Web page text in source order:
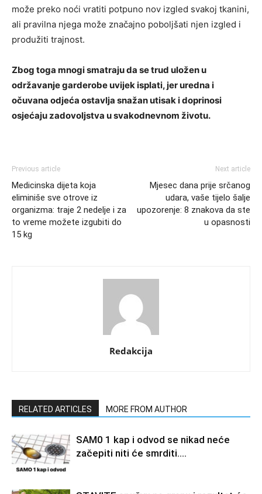
može preko noći vratiti potpuno nov izgled svakoj tkanini,
ali pravilna njega može značajno poboljšati njen izgled i
produžiti trajnost.
Zbog toga mnogi smatraju da se trud uložen u
održavanje garderobe uvijek isplati, jer uredna i
očuvana odjeća ostavlja snažan utisak i doprinosi
osjećaju zadovoljstva u svakodnevnom životu.
Previous article
Medicinska dijeta koja
eliminiše sve otrove iz
organizma: traje 2 nedelje i za
to vreme možete izgubiti do
15 kg
Next article
Mjesec dana prije srčanog
udara, vaše tijelo šalje
upozorenje: 8 znakova da ste
u opasnosti
Redakcija
RELATED ARTICLES MORE FROM AUTHOR
SAM0 1 kap i odvod se nikad neće
začepiti niti će smrditi….